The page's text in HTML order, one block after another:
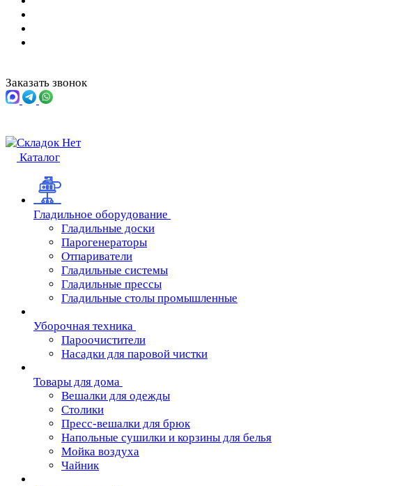
Заказать звонок
Каталог
Гладильное оборудование
Гладильные доски
Парогенераторы
Отпариватели
Гладильные системы
Гладильные прессы
Гладильные столы промышленные
Уборочная техника
Пароочистители
Насадки для паровой чистки
Товары для дома
Вешалки для одежды
Столики
Пресс-вешалки для брюк
Напольные сушилки и корзины для белья
Мойка воздуха
Чайник